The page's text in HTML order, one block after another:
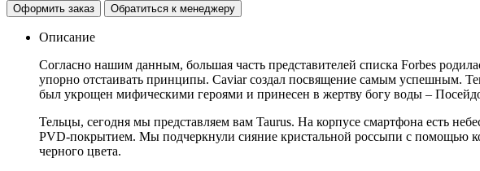
Оформить заказ Обратиться к менеджеру
Описание
Согласно нашим данным, большая часть представителей списка Forbes
упорно отстаивать принципы. Caviar создал посвящение самым успешным.
был укрощен мифическими героями и принесен в жертву богу воды –
Тельцы, сегодня мы представляем вам Taurus. На корпусе смартфона есть
PVD-покрытием. Мы подчеркнули сияние кристальной россыпи с помощью
черного цвета.